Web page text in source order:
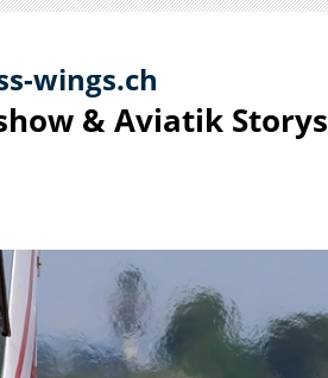
wings.ch
& Aviatik Storys